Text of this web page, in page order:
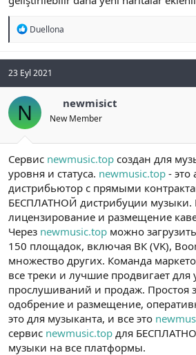
R
c
t
o
n
:
Duellona
23 Eyl 2021
N newmisict
New Member
Сервис newmusic.top создан для
уровня и статуса. newmusic.top - это
дистрибьютор с прямыми
БЕСПЛАТНОЙ дистрибуции музыки.
лицензирование и размещение
Через newmusic.top можно
150 площадок, включая ВК (VK),
множество других. Команда
все треки и лучшие продвигает для
прослушиваний и продаж. Простоя
одобрение и размещение,
это для музыканта, и все это
сервис newmusic.top для
музыки на все платформы.